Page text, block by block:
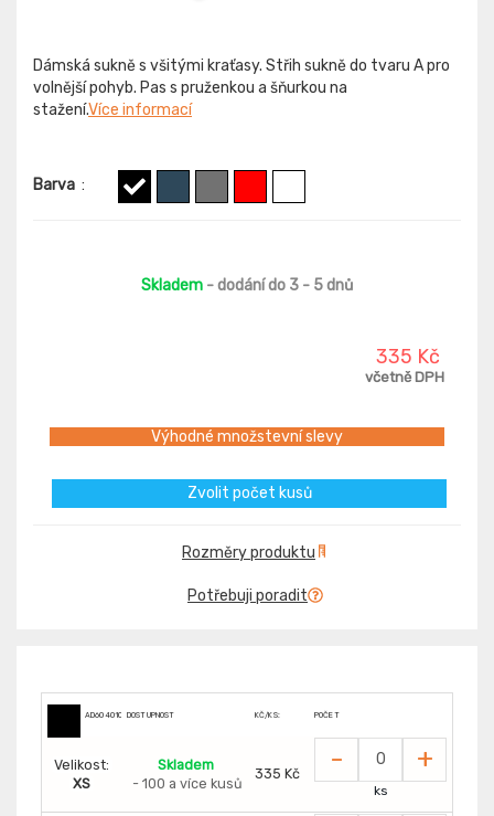
Dámská sukně s všitými kraťasy. Střih sukně do tvaru A pro
volnější pohyb. Pas s pruženkou a šňurkou na
stažení.Více informací
Barva :
Skladem - dodání do 3 - 5 dnů
335 Kč
včetně DPH
Výhodné množstevní slevy
Zvolit počet kusů
Rozměry produktu
Potřebuji poradit
AD6040100DOSTUPNOST KČ/KS: POČET
Velikost:
XS
Skladem
- 100 a více kusů
335 Kč - +
ks